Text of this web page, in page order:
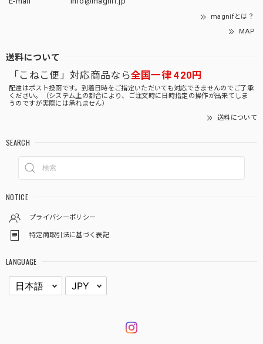
magnifとは？
MAP
送料について
「こねこ便」対応商品なら全国一律 420円
配達はポスト投函です。到着日時をご指定いただいても対応できませんのでご了承
ください。（システム上の都合により、ご注文時に日時指定の操作が出来てしま
うのですが実際には承れません）
送料について
SEARCH
NOTICE
プライバシーポリシー
特定商取引法に基づく表記
LANGUAGE